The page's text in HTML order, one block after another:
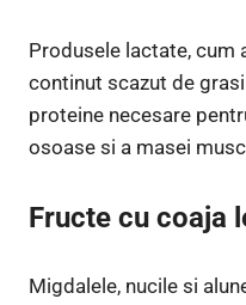
Produsele lactate, cum
continut scazut de
proteine necesare
osoase si a masei
Fructe cu coaja
Migdalele, nucile si